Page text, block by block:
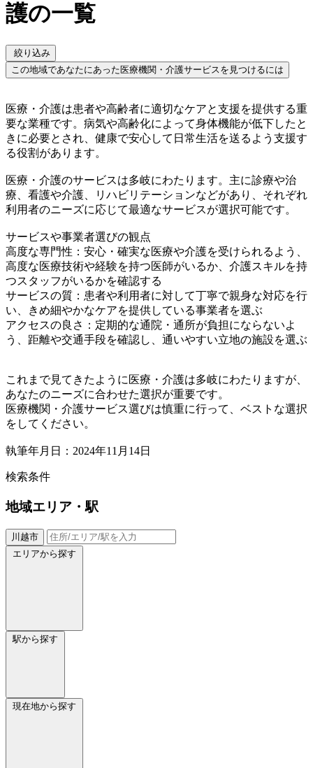
護の一覧
絞り込み
この地域であなたにあった医療機関・介護サービスを見つけるには
医療・介護は患者や高齢者に適切なケアと支援を提供する重
要な業種です。病気や高齢化によって身体機能が低下したと
きに必要とされ、健康で安心して日常生活を送るよう支援す
る役割があります。
医療・介護のサービスは多岐にわたります。主に診療や治
療、看護や介護、リハビリテーションなどがあり、それぞれ
利用者のニーズに応じて最適なサービスが選択可能です。
サービスや事業者選びの観点
高度な専門性：安心・確実な医療や介護を受けられるよう、
高度な医療技術や経験を持つ医師がいるか、介護スキルを持
つスタッフがいるかを確認する
サービスの質：患者や利用者に対して丁寧で親身な対応を行
い、きめ細やかなケアを提供している事業者を選ぶ
アクセスの良さ：定期的な通院・通所が負担にならないよ
う、距離や交通手段を確認し、通いやすい立地の施設を選ぶ
これまで見てきたように医療・介護は多岐にわたりますが、
あなたのニーズに合わせた選択が重要です。
医療機関・介護サービス選びは慎重に行って、ベストな選択
をしてください。
執筆年月日：2024年11月14日
検索条件
地域エリア・駅
川越市
エリアから探す
駅から探す
現在地から探す